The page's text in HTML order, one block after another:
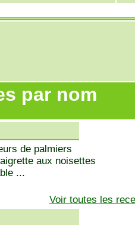
par nom
de palmiers
aux noisettes
...
Voir toutes les